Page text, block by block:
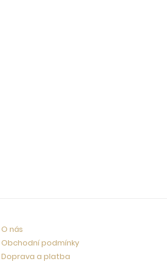
O nás
Obchodní podmínky
Doprava a platba